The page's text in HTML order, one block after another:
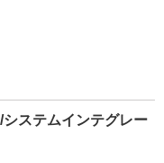
ステムインテグレー